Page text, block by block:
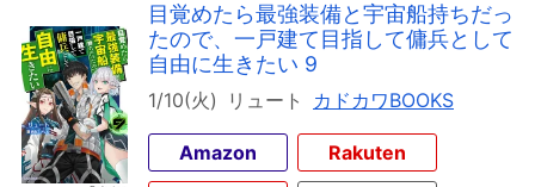
目覚めたら最強装備と宇宙船持ちだっ
たので、一戸建て目指して傭兵として
自由に生きたい 9
1/10(火) リュート カドカワBOOKS
Amazon
Rakuten